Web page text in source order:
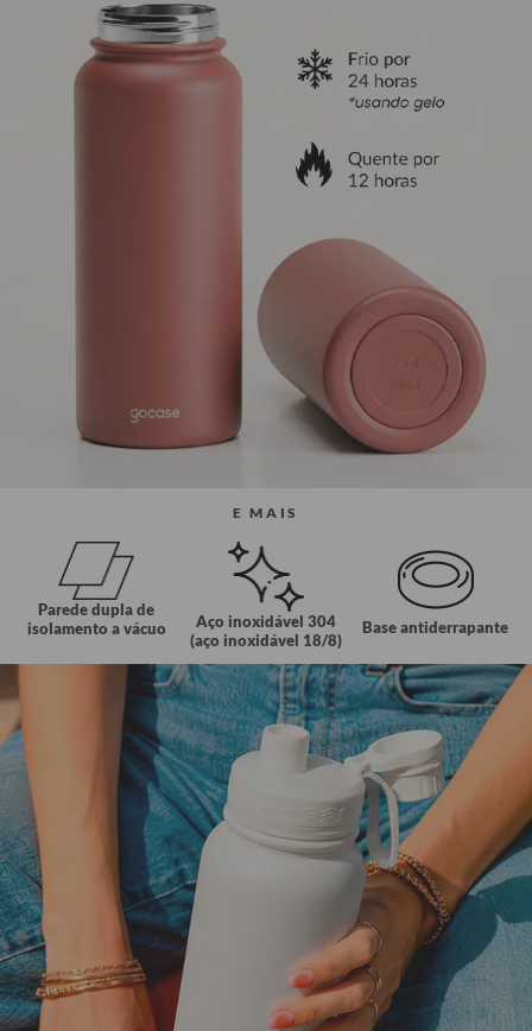
E MAIS
Parede dupla de
isolamento a vácuo
Aço inoxidável 304
(aço inoxidável 18/8)
Base antiderrapante